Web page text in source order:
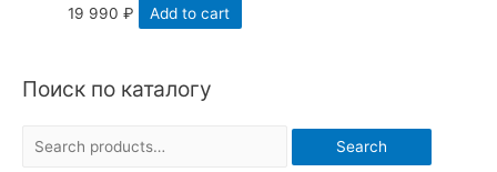
Поиск по каталогу
Search
19 990₽ Add to cart